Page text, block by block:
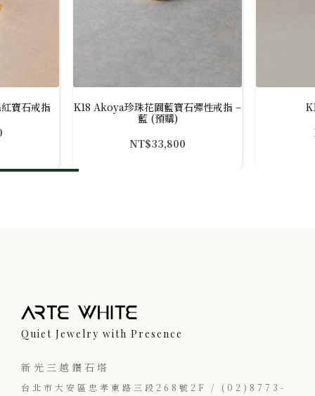
寶石戒指
K18 Akoya珍珠花園藍寶石彈性戒指 –
藍 (預購)
NT$33,800
Quiet Jewelry with Presence
新光三越鑽石塔
台北市大安區忠孝東路三段268號2F / (02)8773-